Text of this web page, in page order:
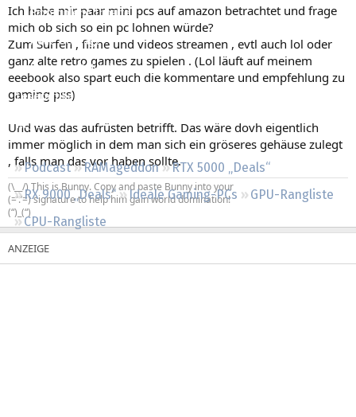
Empfohlene Inhalte
Neue Beiträge
Neueste Aktivitäten
Leserartikel
Regeln
Podcast RAMageddon
RTX 5000 „Deals“
RX 9000 „Deals“
Ideale Gaming-PCs
GPU-Rangliste
CPU-Rangliste
Ich habe mir paar mini pcs auf amazon betrachtet und frage
mich ob sich so ein pc lohnen würde?
Zum Surfen , filme und videos streamen , evtl auch lol oder
ganz alte retro games zu spielen . (Lol läuft auf meinem
eeebook also spart euch die kommentare und empfehlung zu
gaming pss)
Und was das aufrüsten betrifft. Das wäre dovh eigentlich
immer möglich in dem man sich ein gröseres gehäuse zulegt
, falls man das vor haben sollte.
(\__/) This is Bunny. Copy and paste Bunny into your
(=’.’=) signature to help him gain world domination!
(“)_(“)